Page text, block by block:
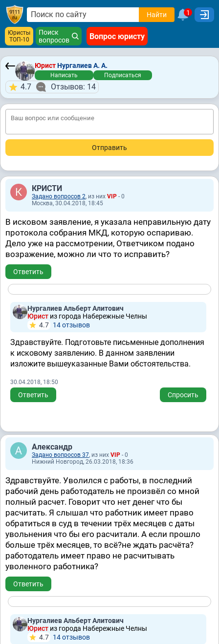
Найти 1
Юристы
ТОП-10
Поиск
вопросов
Вопрос юристу
ЮристНургалиев А. А.
Написать Подписаться
4.7 Отзывов: 14
КРИСТИ
Задано вопросов 2, из них VIP - 0
Москва, 30.04.2018, 18:45
В исковом заявление, я указала неправильную дату
протокола собрания МКД, которую оспариваю.
Дело уже на рассмотрении, Ответчиком подано
возражение, можно ли что то исправить?
Ответить
Нургалиев Альберт Алитович
Юрист из города Набережные Челны
4.7 14 отзывов
Здравствуйте. Подготовьте письменные дополнения
к исковому заявлению. В данном заявлении
изложите вышеуказанные Вами обстоятельства.
30.04.2018, 18:50
Ответить Спросить
Александр
Задано вопросов 37, из них VIP - 0
Нижний Новгород, 26.03.2018, 18:36
Здравствуйте. Уволился с работы, в последний
рабочий день работодатель не произвёл со мной
полный расчет. Говорит что нет денег что бы
расчитать. Я слышал что работник имеет право
обратиться в суд в течении трёх месяцев с даты
увольнения что бы его расчитали. А если прошло
больше трёх месяцев, то всё?не ждать расчёта?
работодатель имеет право не расчитывать
уволенного работника?
Ответить
Нургалиев Альберт Алитович
Юрист из города Набережные Челны
4.7 14 отзывов